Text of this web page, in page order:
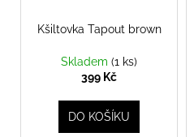
Kšiltovka Tapout brown
Skladem (1 ks)
399 Kč
DO KOŠÍKU